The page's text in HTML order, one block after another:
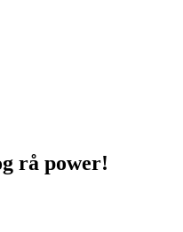
rå power!